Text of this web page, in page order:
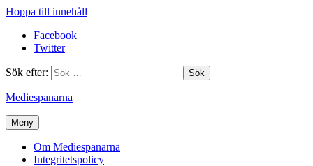
Hoppa till innehåll
Facebook
Twitter
Sök efter:
Mediespanarna
Meny
Om Mediespanarna
Integritetspolicy